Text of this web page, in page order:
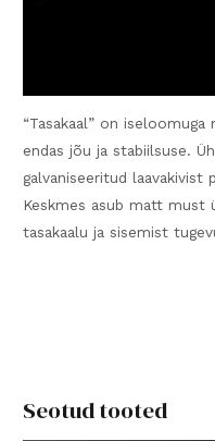
“Tasakaal” on
endas jõu ja stabiilsuse.
galvaniseeritud
Keskmes asub matt must
tasakaalu ja sisemist
Seotud tooted